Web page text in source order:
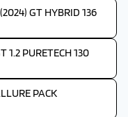
GT HYBRID 136
1.2 PURETECH 130
PACK